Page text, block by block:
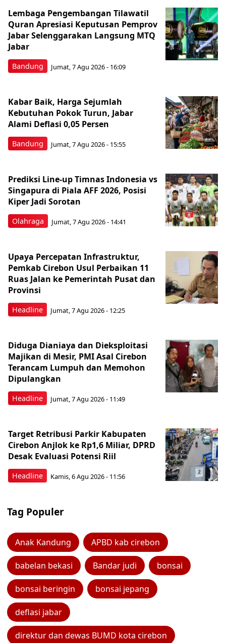
Bandung
Lembaga Pengembangan Tilawatil
Quran Apresiasi Keputusan Pemprov
Jabar Selenggarakan Langsung MTQ
Jabar
Jumat, 7 Agu 2026 - 16:09
Bandung
Kabar Baik, Harga Sejumlah
Kebutuhan Pokok Turun, Jabar
Alami Deflasi 0,05 Persen
Jumat, 7 Agu 2026 - 15:55
Olahraga
Prediksi Line-up Timnas Indonesia vs
Singapura di Piala AFF 2026, Posisi
Kiper Jadi Sorotan
Jumat, 7 Agu 2026 - 14:41
Headline
Upaya Percepatan Infrastruktur,
Pemkab Cirebon Usul Perbaikan 11
Ruas Jalan ke Pemerintah Pusat dan
Provinsi
Jumat, 7 Agu 2026 - 12:25
Headline
Diduga Dianiaya dan Dieksploitasi
Majikan di Mesir, PMI Asal Cirebon
Terancam Lumpuh dan Memohon
Dipulangkan
Jumat, 7 Agu 2026 - 11:49
Headline
Target Retribusi Parkir Kabupaten
Cirebon Anjlok ke Rp1,6 Miliar, DPRD
Desak Evaluasi Potensi Riil
Kamis, 6 Agu 2026 - 11:56
Tag Populer
Anak Kandung APBD kab cirebon
babelan bekasi Bandar judi bonsai
bonsai beringin bonsai jepang
deflasi jabar
direktur dan dewas BUMD kota cirebon